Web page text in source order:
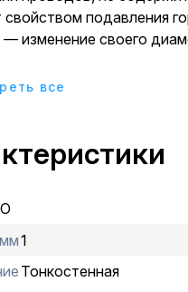
свойством подавления
все
1
Тонкостенная